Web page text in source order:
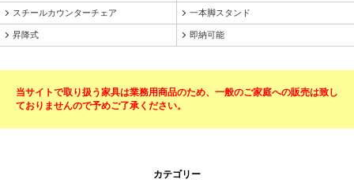
スチールカウンターチェア 一本脚スタンド
昇降式 即納可能
当サイトで取り扱う家具は業務用商品のため、一般のご家庭への販売は致し
ておりませんので予めご了承ください。
カテゴリー